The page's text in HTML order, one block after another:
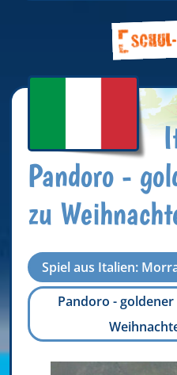
Pandoro -
zu
Spiel aus Italien:
Pandoro - goldener